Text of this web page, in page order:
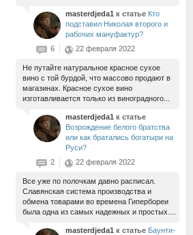
masterdjeda1 к статье Кто
подставил Николая второго и
рабочих мануфактур?
6
22 февраля 2022
Не путайте натуральное красное сухое
вино с той бурдой, что массово продают в
магазинах. Красное сухое вино
изготавливается только из виноградного...
masterdjeda1 к статье
Возрождение белого братства
или как братались богатыри на
Руси?
2
22 февраля 2022
Все уже по полочкам давно расписал.
Славянская система производства и
обмена товарами во времена Гипербореи
была одна из самых надежных и простых....
masterdjeda1 к статье Баунти-